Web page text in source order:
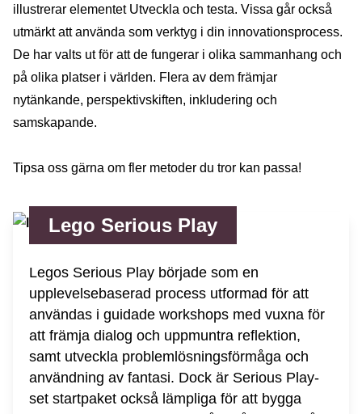
illustrerar elementet Utveckla och testa. Vissa går också
utmärkt att använda som verktyg i din innovationsprocess.
De har valts ut för att de fungerar i olika sammanhang och
på olika platser i världen. Flera av dem främjar
nytänkande, perspektivskiften, inkludering och
samskapande.
Tipsa oss gärna om fler metoder du tror kan passa!
Lego Serious Play
Legos Serious Play började som en
upplevelsebaserad process utformad för att
användas i guidade workshops med vuxna för
att främja dialog och uppmuntra reflektion,
samt utveckla problemlösningsförmåga och
användning av fantasi. Dock är Serious Play-
set startpaket också lämpliga för att bygga